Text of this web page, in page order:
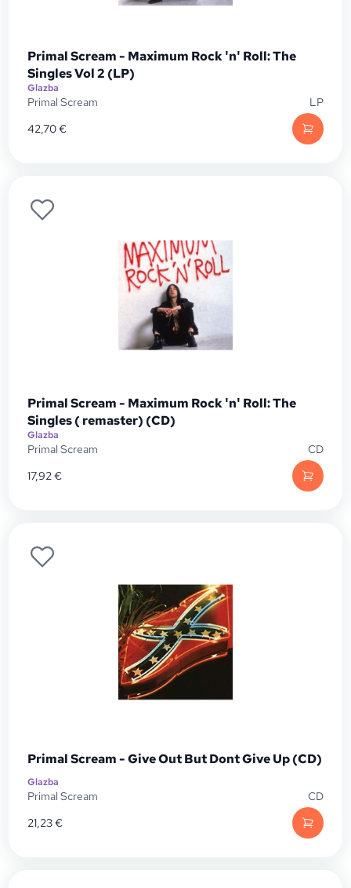
Primal Scream - Maximum Rock 'n' Roll: The
Singles Vol 2 (LP)
Glazba
Primal Scream
LP
42,70€
Primal Scream - Maximum Rock 'n' Roll: The
Singles ( remaster) (CD)
Glazba
Primal Scream
CD
17,92€
Primal Scream - Give Out But Dont Give Up (CD)
Glazba
Primal Scream
CD
21,23€